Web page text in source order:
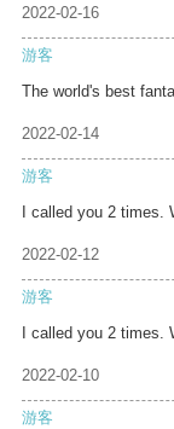
2022-02-16
游客
The world's best
2022-02-14
游客
I called you 2 times.
2022-02-12
游客
I called you 2 times.
2022-02-10
游客